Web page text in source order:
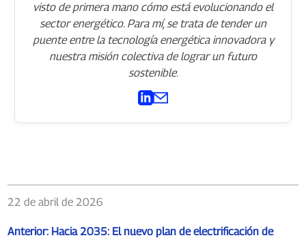
visto de primera mano cómo está evolucionando el
sector energético. Para mí, se trata de tender un
puente entre la tecnología energética innovadora y
nuestra misión colectiva de lograr un futuro
sostenible.
22 de abril de 2026
Anterior: Hacia 2035: El nuevo plan de electrificación de